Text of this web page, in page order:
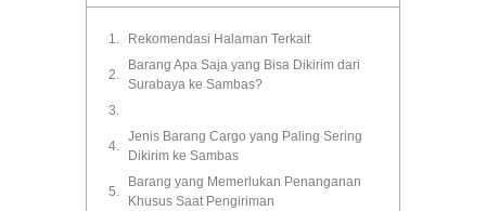
Rekomendasi Halaman Terkait
Barang Apa Saja yang Bisa Dikirim dari
Surabaya ke Sambas?
Jenis Barang Cargo yang Paling Sering
Dikirim ke Sambas
Barang yang Memerlukan Penanganan
Khusus Saat Pengiriman